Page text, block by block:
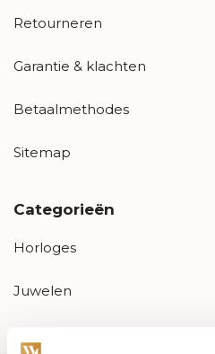
Retourneren
Garantie & klachten
Betaalmethodes
Sitemap
Categorieën
Horloges
Juwelen